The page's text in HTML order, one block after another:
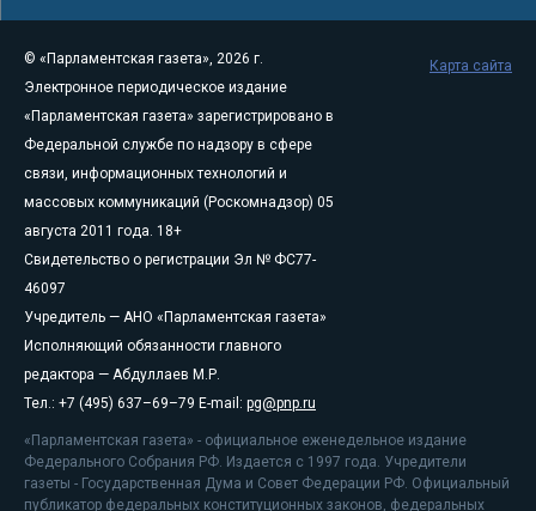
© «Парламентская газета», 2026 г.
Электронное периодическое издание
«Парламентская газета» зарегистрировано в
Федеральной службе по надзору в сфере
связи, информационных технологий и
массовых коммуникаций (Роскомнадзор) 05
августа 2011 года. 18+
Свидетельство о регистрации Эл № ФС77-
46097
Учредитель — АНО «Парламентская газета»
Исполняющий обязанности главного
редактора — Абдуллаев М.Р.
Тел.: +7 (495) 637–69–79 E-mail: pg@pnp.ru
«Парламентская газета» - официальное еженедельное издание
Федерального Собрания РФ. Издается с 1997 года. Учредители
газеты - Государственная Дума и Совет Федерации РФ. Официальный
публикатор федеральных конституционных законов, федеральных
Карта сайта